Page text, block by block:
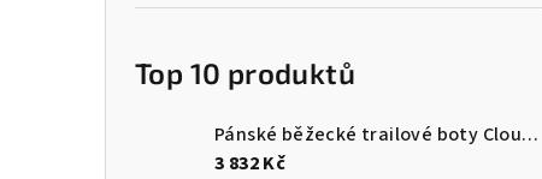
Top 10 produktů
Pánské běžecké trailové boty Cloudultra 3
3 832 Kč